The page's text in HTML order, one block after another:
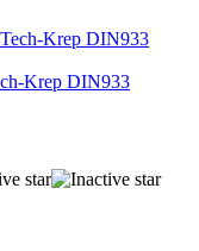
Krep DIN933